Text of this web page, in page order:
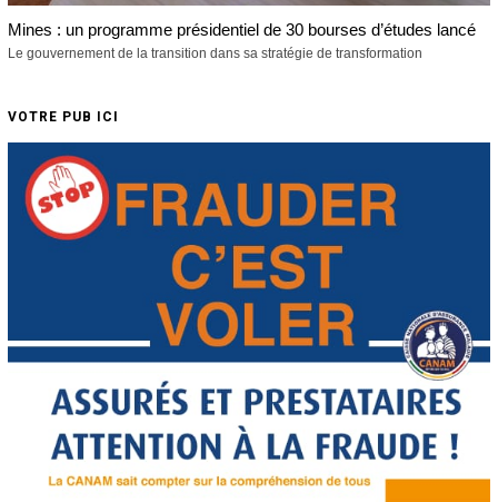
Mines : un programme présidentiel de 30 bourses d’études lancé
Le gouvernement de la transition dans sa stratégie de transformation
VOTRE PUB ICI